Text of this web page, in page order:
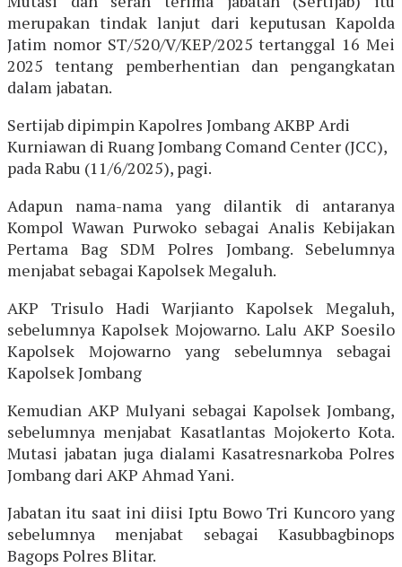
merupakan tindak lanjut dari keputusan Kapolda
Jatim nomor ST/520/V/KEP/2025 tertanggal 16 Mei
2025 tentang pemberhentian dan pengangkatan
dalam jabatan.
Sertijab dipimpin Kapolres Jombang AKBP Ardi
Kurniawan di Ruang Jombang Comand Center (JCC),
pada Rabu (11/6/2025), pagi.
Adapun nama-nama yang dilantik di antaranya
Kompol Wawan Purwoko sebagai Analis Kebijakan
Pertama Bag SDM Polres Jombang. Sebelumnya
menjabat sebagai Kapolsek Megaluh.
AKP Trisulo Hadi Warjianto Kapolsek Megaluh,
sebelumnya Kapolsek Mojowarno. Lalu AKP Soesilo
Kapolsek Mojowarno yang sebelumnya sebagai
Kapolsek Jombang
Kemudian AKP Mulyani sebagai Kapolsek Jombang,
sebelumnya menjabat Kasatlantas Mojokerto Kota.
Mutasi jabatan juga dialami Kasatresnarkoba Polres
Jombang dari AKP Ahmad Yani.
Jabatan itu saat ini diisi Iptu Bowo Tri Kuncoro yang
sebelumnya menjabat sebagai Kasubbagbinops
Bagops Polres Blitar.